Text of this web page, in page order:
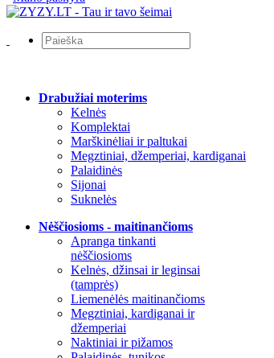
Drabužiai moterims
Kelnės
Komplektai
Marškinėliai ir paltukai
Megztiniai, džemperiai, kardiganai
Palaidinės
Sijonai
Suknelės
Nėščiosioms - maitinančioms
Apranga tinkanti
nėščiosioms
Kelnės, džinsai ir leginsai
(tamprės)
Liemenėlės maitinančioms
Megztiniai, kardiganai ir
džemperiai
Naktiniai ir pižamos